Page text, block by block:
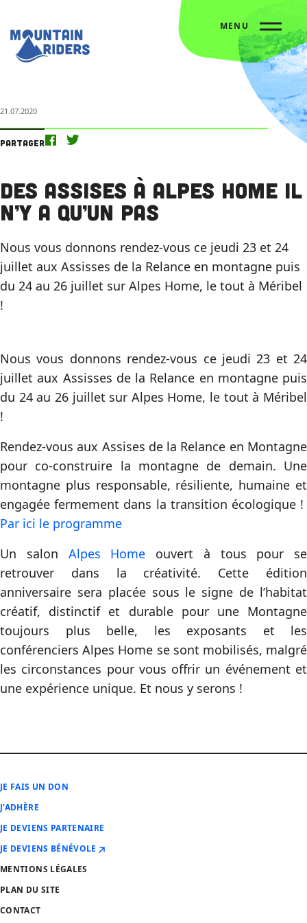
MENU
21.07.2020
Partager
Des Assises à Alpes Home il
n’y a qu’un pas
Nous vous donnons rendez-vous ce jeudi 23 et 24
juillet aux Assisses de la Relance en montagne puis
du 24 au 26 juillet sur Alpes Home, le tout à Méribel
!
Nous vous donnons rendez-vous ce jeudi 23 et 24
juillet aux Assisses de la Relance en montagne puis
du 24 au 26 juillet sur Alpes Home, le tout à Méribel
!
Rendez-vous aux Assises de la Relance en Montagne
pour co-construire la montagne de demain. Une
montagne plus responsable, résiliente, humaine et
engagée fermement dans la transition écologique !
Par ici le programme
Un salon Alpes Home ouvert à tous pour se
retrouver dans la créativité. Cette édition
anniversaire sera placée sous le signe de l’habitat
créatif, distinctif et durable pour une Montagne
toujours plus belle, les exposants et les
conférenciers Alpes Home se sont mobilisés, malgré
les circonstances pour vous offrir un événement et
une expérience unique. Et nous y serons !
JE FAIS UN DON
J'ADHÈRE
JE DEVIENS PARTENAIRE
JE DEVIENS BÉNÉVOLE
MENTIONS LÉGALES
PLAN DU SITE
CONTACT